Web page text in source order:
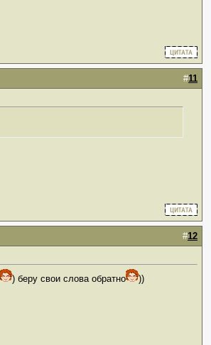
#11
#12
) беру свои слова обратно
))